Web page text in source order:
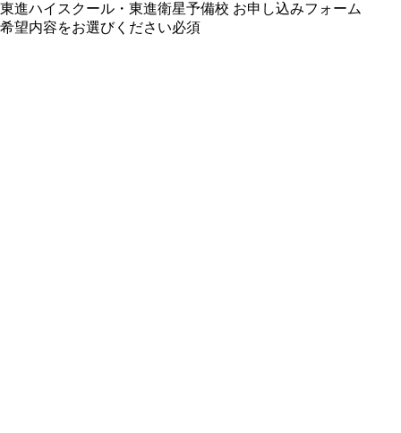
東進ハイスクール・東進衛星予備校 お申し込みフォーム
希望内容をお選びください必須